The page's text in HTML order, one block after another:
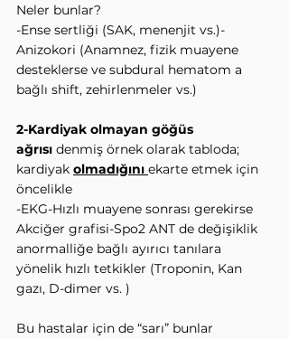
Neler bunlar?
-Ense sertliği (SAK, menenjit vs.)-
Anizokori (Anamnez, fizik muayene
desteklerse ve subdural hematom a
bağlı shift, zehirlenmeler vs.)
2-Kardiyak olmayan göğüs
ağrısı denmiş örnek olarak tabloda;
kardiyak olmadığını ekarte etmek için
öncelikle
-EKG-Hızlı muayene sonrası gerekirse
Akciğer grafisi-Spo2 ANT de değişiklik
anormalliğe bağlı ayırıcı tanılara
yönelik hızlı tetkikler (Troponin, Kan
gazı, D-dimer vs. )
Bu hastalar için de “sarı” bunlar